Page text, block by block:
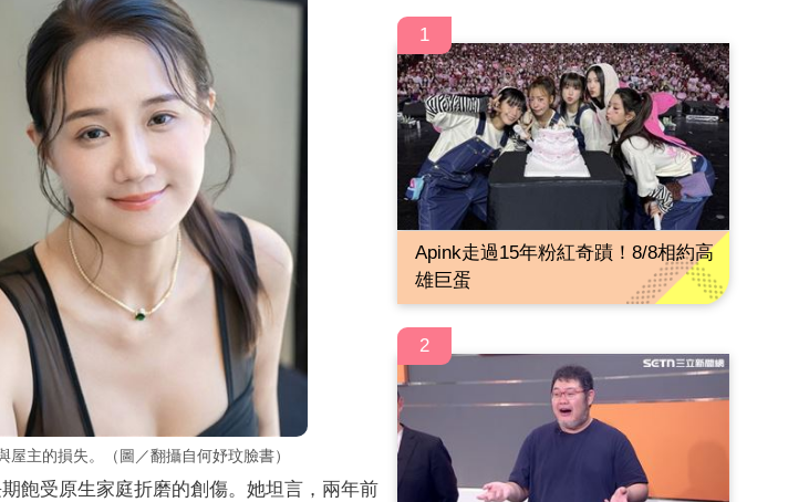
主的損失。（圖／翻攝自何妤玟臉書）
飽受原生家庭折磨的創傷。她坦言，兩年前
1
Apink走過15年粉紅奇蹟！8/8相約高
雄巨蛋
2